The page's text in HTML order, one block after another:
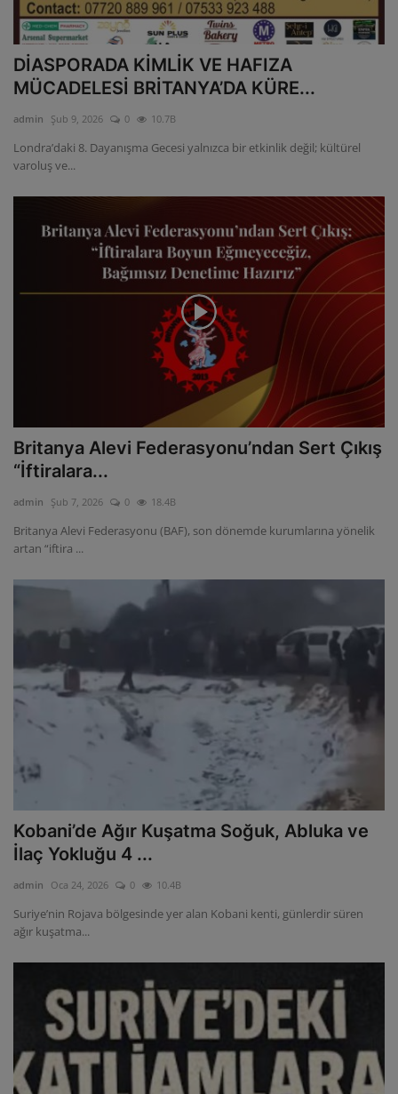
DİASPORADA KİMLİK VE HAFIZA
MÜCADELESİ BRİTANYA’DA KÜRE...
admin Şub 9, 2026 0 10.7B
Londra’daki 8. Dayanışma Gecesi yalnızca bir etkinlik değil; kültürel
varoluş ve...
Britanya Alevi Federasyonu’ndan Sert Çıkış
“İftiralara...
admin Şub 7, 2026 0 18.4B
Britanya Alevi Federasyonu (BAF), son dönemde kurumlarına yönelik
artan “iftira ...
Kobani’de Ağır Kuşatma Soğuk, Abluka ve
İlaç Yokluğu 4 ...
admin Oca 24, 2026 0 10.4B
Suriye’nin Rojava bölgesinde yer alan Kobani kenti, günlerdir süren
ağır kuşatma...